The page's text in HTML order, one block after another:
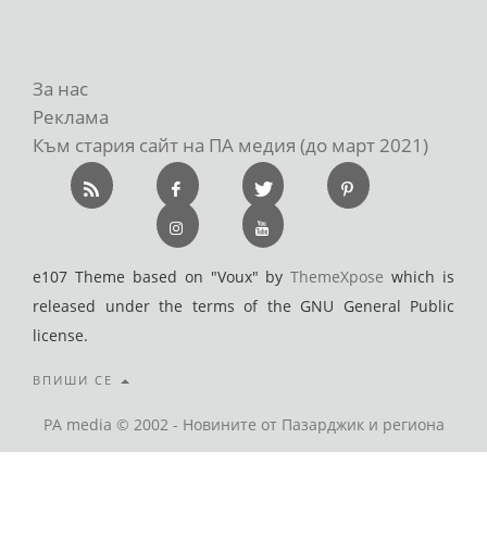
За нас
Реклама
Към стария сайт на ПА медия (до март 2021)
e107 Theme based on "Voux" byThemeXpose which is
released under the terms of the GNU General Public
license.
ВПИШИ СЕ
PA media © 2002 - Новините от Пазарджик и региона